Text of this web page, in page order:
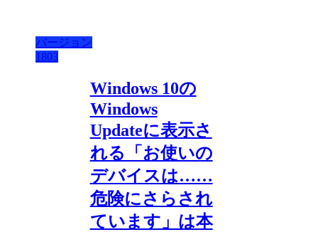
バージョン
1803
Windows 10の
Windows
Updateに表示さ
れる「お使いの
デバイスは……
危険にさらされ
ています」は本